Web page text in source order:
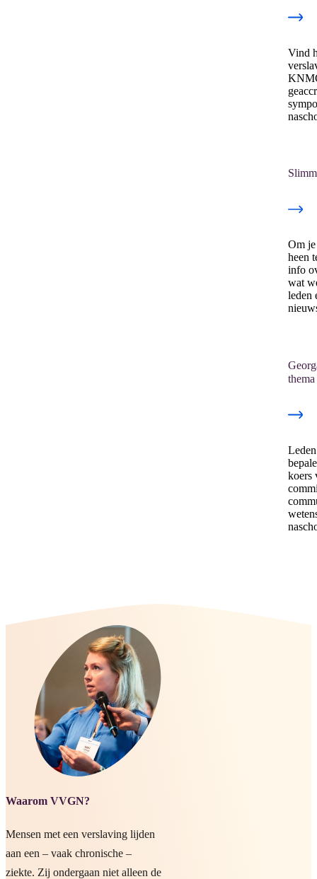
Vind
Om
heen
info
wat
leden
thema
koers
Waarom VVGN?
Mensen met een verslaving lijden
aan een – vaak chronische –
ziekte. Zij ondergaan niet alleen de